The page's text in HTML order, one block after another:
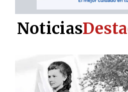
Noticias